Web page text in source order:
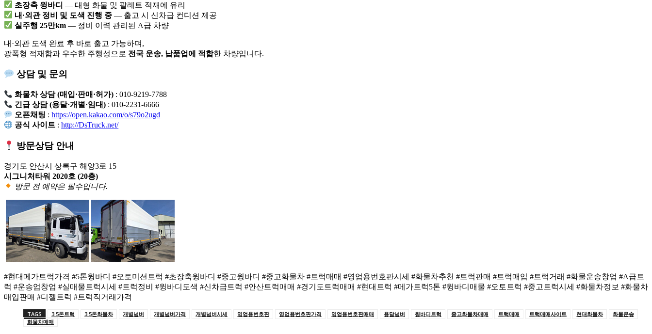
초장축 윙바디 — 대형 화물 및 팔레트 적재에 유리
내·외관 정비 및 도색 진행 중 — 출고 시 신차급 컨디션 제공
실주행 25만km — 정비 이력 관리된 A급 차량
내·외관 도색 완료 후 바로 출고 가능하며,
광폭형 적재함과 우수한 주행성으로 전국 운송, 납품업에 적합한 차량입니다.
상담 및 문의
화물차 상담 (매입·판매·허가) : 010-9219-7788
긴급 상담 (용달·개별·임대) : 010-2231-6666
오픈채팅 :https://open.kakao.com/o/s79o2ugd
공식 사이트 :http://DsTruck.net/
방문상담 안내
경기도 안산시 상록구 해양3로 15
시그니처타워 2020호 (20층)
방문 전 예약은 필수입니다.
#현대메가트럭가격 #5톤윙바디 #오토미션트럭 #초장축윙바디 #중고윙바디 #중고화물차 #트럭매매 #영업용번호판시세 #화물차추천 #트럭판매 #트럭매입 #트럭거래 #화물운송창업 #A급트
럭 #운송업창업 #실매물트럭시세 #트럭정비 #윙바디도색 #신차급트럭 #안산트럭매매 #경기도트럭매매 #현대트럭 #메가트럭5톤 #윙바디매물 #오토트럭 #중고트럭시세 #화물차정보 #화물차
매입판매 #디젤트럭 #트럭직거래가격
TAGS 3.5톤트럭 3.5톤화물차 개별넘버 개별넘버가격 개별넘버시세 영업용번호판 영업용번호판가격 영업용번호판매매 용달넘버 윙바디트럭 중고화물차매매 트럭매매 트럭매매사이트 현대화물차
화물운송
화물차매매